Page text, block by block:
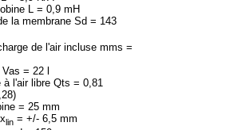
L = 0,9 mH
la membrane Sd = 143
de l'air incluse mms =
= 22 l
à l'air libre Qts = 0,81
= 25 mm
lin = +/- 6,5 mm